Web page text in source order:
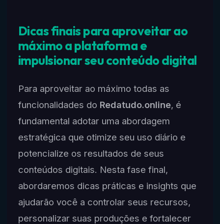
Dicas finais para aproveitar ao
máximo a plataforma e
impulsionar seu conteúdo digital
Para aproveitar ao máximo todas as
funcionalidades do Redatudo.online, é
fundamental adotar uma abordagem
estratégica que otimize seu uso diário e
potencialize os resultados de seus
conteúdos digitais. Nesta fase final,
abordaremos dicas práticas e insights que
ajudarão você a controlar seus recursos,
personalizar suas produções e fortalecer